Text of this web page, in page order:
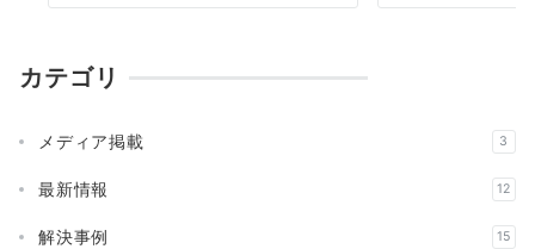
カテゴリ
メディア掲載 3
最新情報 12
解決事例 15